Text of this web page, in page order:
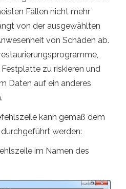
Fällen nicht mehr
von der ausgewählten
von Schäden ab.
Festplatte zu riskieren und
Daten auf ein anderes
kann gemäß dem
werden:
im Namen des